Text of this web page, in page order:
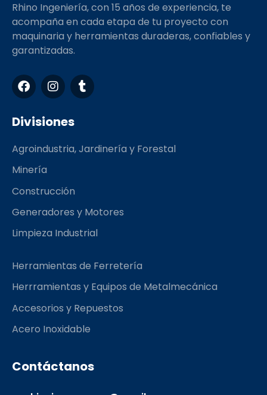
Rhino Ingeniería, con 15 años de experiencia, te
acompaña en cada etapa de tu proyecto con
maquinaria y herramientas duraderas, confiables y
garantizadas.
F
a
c
e
b
o
k
I
n
s
t
a
r
T
u
m
Divisiones
Agroindustria, Jardinería y Forestal
Minería
Construcción
Generadores y Motores
Limpieza Industrial
Herramientas de Ferretería
Herrramientas y Equipos de Metalmecánica
Accesorios y Repuestos
Acero Inoxidable
Contáctanos